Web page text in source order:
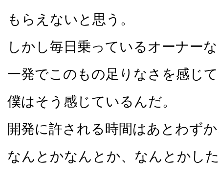
もらえないと思う。
しかし毎日乗っているオーナー
一発でこのもの足りなさを感じ
僕はそう感じているんだ。
開発に許される時間はあとわず
なんとかなんとか、なんとかし